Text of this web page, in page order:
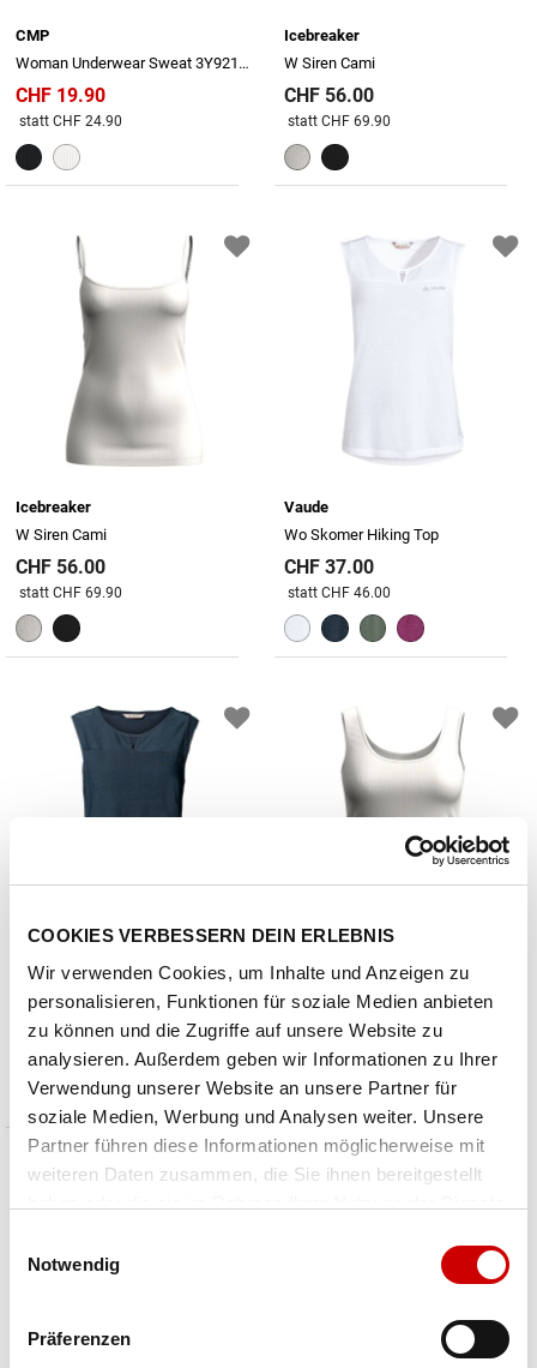
COOKIES VERBESSERN DEIN ERLEBNIS
Wir verwenden Cookies, um Inhalte und Anzeigen zu
personalisieren, Funktionen für soziale Medien anbieten
zu können und die Zugriffe auf unsere Website zu
analysieren. Außerdem geben wir Informationen zu Ihrer
Verwendung unserer Website an unsere Partner für
soziale Medien, Werbung und Analysen weiter. Unsere
Partner führen diese Informationen möglicherweise mit
weiteren Daten zusammen, die Sie ihnen bereitgestellt
Notwendig
Präferenzen
CMP
Woman Underwear Sweat 3Y92146
CHF 19.90
Preis reduziert von
statt CHF 24.90
Icebreaker
W Siren Cami
CHF 56.00
Preis reduziert von
statt CHF 69.90
Icebreaker
W Siren Cami
CHF 56.00
Preis reduziert von
statt CHF 69.90
Vaude
Wo Skomer Hiking Top
CHF 37.00
Preis reduziert von
statt CHF 46.00
Vaude
Wo Skomer Hiking Top
CHF 37.00
Preis reduziert von
statt CHF 46.00An
Icebreaker
W Siren Tank
CHF 53.00
Preis reduziert von
statt CHF 65.90An